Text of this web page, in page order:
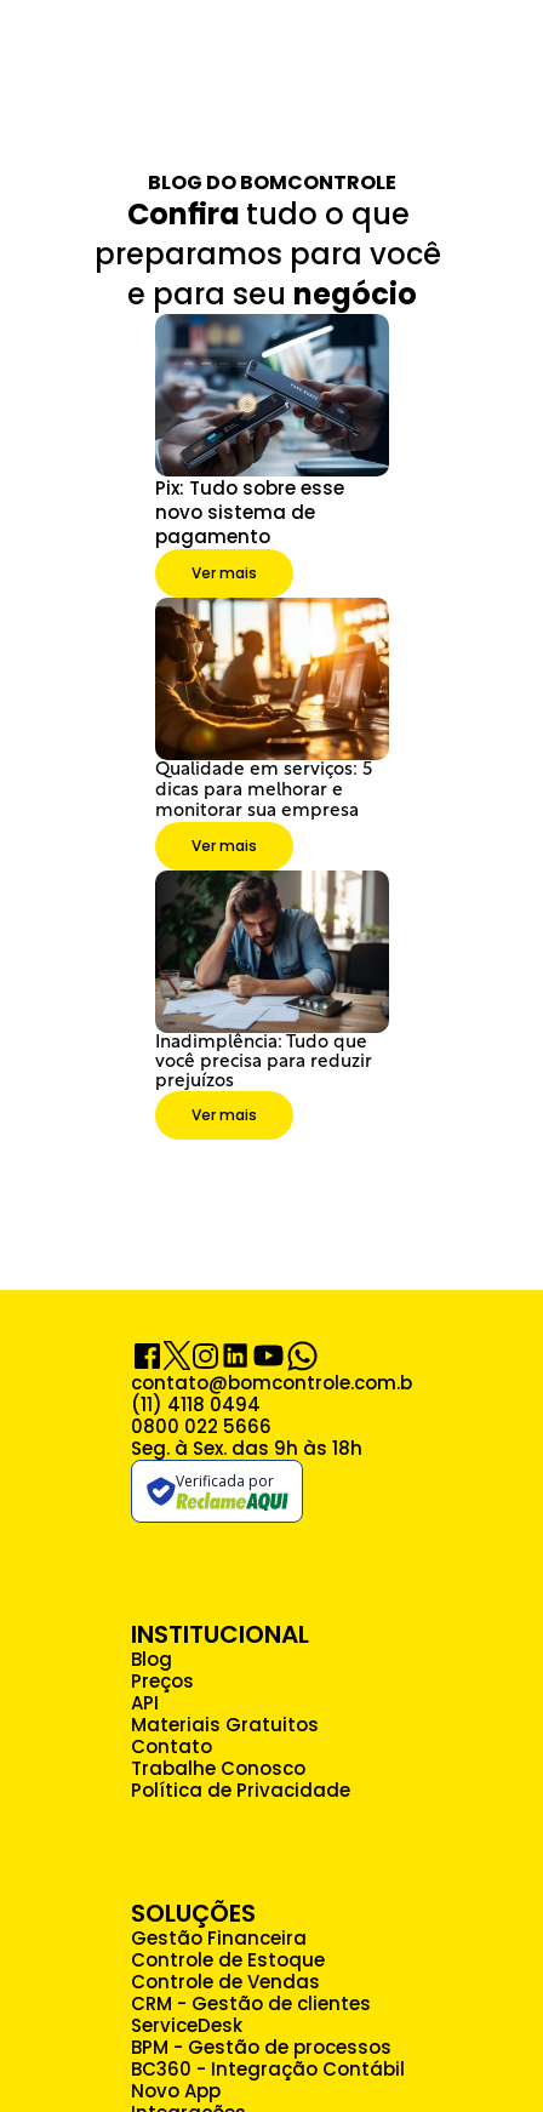
BLOG DO BOMCONTROLE
Confira tudo o que
preparamos para você
e para seu negócio
Pix: Tudo sobre esse
novo sistema de
pagamento
Ver mais
Qualidade em serviços: 5
dicas para melhorar e
monitorar sua empresa
Ver mais
Inadimplência: Tudo que
você precisa para reduzir
prejuízos
Ver mais
contato@bomcontrole.com.br
(11) 4118 0494
0800 022 5666
Seg. à Sex. das 9h às 18h
INSTITUCIONAL
Blog
Preços
API
Materiais Gratuitos
Contato
Trabalhe Conosco
Política de Privacidade
SOLUÇÕES
Gestão Financeira
Controle de Estoque
Controle de Vendas
CRM - Gestão de clientes
ServiceDesk
BPM - Gestão de processos
BC360 - Integração Contábil
Novo App